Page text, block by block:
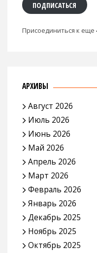
ПОДПИСАТЬСЯ
Присоединиться к еще
АРХИВЫ
Август 2026
Июль 2026
Июнь 2026
Май 2026
Апрель 2026
Март 2026
Февраль 2026
Январь 2026
Декабрь 2025
Ноябрь 2025
Октябрь 2025